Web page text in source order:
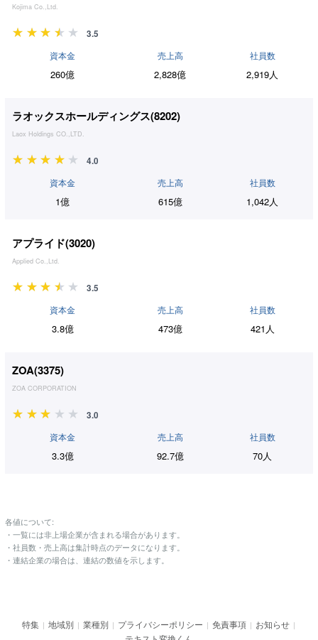
Kojima Co.,Ltd.
3.5
資本金
260億
売上高
2,828億
社員数
2,919人
ラオックスホールディングス(8202)
Laox Holdings CO.,LTD.
4.0
資本金
1億
売上高
615億
社員数
1,042人
アプライド(3020)
Applied Co.,Ltd.
3.5
資本金
3.8億
売上高
473億
社員数
421人
ZOA(3375)
ZOA CORPORATION
3.0
資本金
3.3億
売上高
92.7億
社員数
70人
各値について:
・一覧には非上場企業が含まれる場合があります。
・社員数・売上高は集計時点のデータになります。
・連結企業の場合は、連結の数値を示します。
特集 | 地域別 | 業種別 | プライバシーポリシー | 免責事項 | お知らせ |